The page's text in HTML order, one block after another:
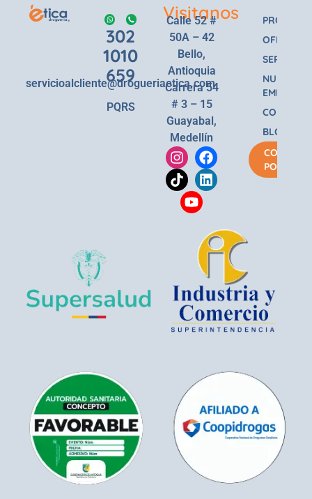
302
1010
659
servicioalcliente@drogueriaetica.com
PQRS
Visitanos
Calle 52 #
50A – 42
Bello,
Antioquia
Carrera 54
# 3 – 15
Guayabal,
Medellín
OFERTAS
SERVICIOS
NUESTRA
EMPRESA
BLOG
COMPRA
POR